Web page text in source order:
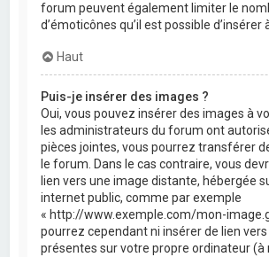
forum peuvent également limiter le
d’émoticônes qu’il est possible d’insérer
Haut
Puis-je insérer des images ?
Oui, vous pouvez insérer des images à
les administrateurs du forum ont
pièces jointes, vous pourrez transférer
le forum. Dans le cas contraire, vous
lien vers une image distante, hébergée
internet public, comme par exemple
« http://www.exemple.com/mon-
pourrez cependant ni insérer de lien
présentes sur votre propre ordinateur (à